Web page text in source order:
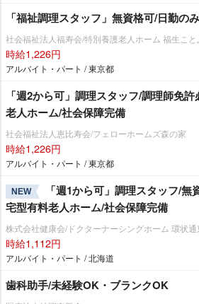
「福祉調理スタッフ」無資格可/日勤の
社会福祉法人福寿会/特別養護老人ホーム 福生こ
時給1,226円
アルバイト・パート / 東京都
「週2から可」調理スタッフ/調理師免
老人ホーム/社会保障完備
社会福祉法人恵比寿会/フェローホームズ森の家
時給1,226円
アルバイト・パート / 東京都
NEW
「週1から可」調理スタッフ/
宅型有料老人ホーム/社会保障完備
株式会社健康会/ドクターナーシングホーム 環状通
時給1,112円
アルバイト・パート / 北海道
歯科助手/未経験OK・ブランクOK